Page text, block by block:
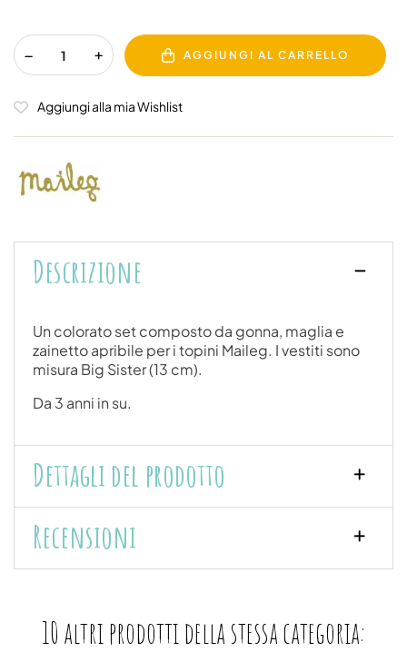
AGGIUNGI AL CARRELLO
Aggiungi alla mia Wishlist
Descrizione
Un colorato set composto da gonna, maglia e
zainetto apribile per i topini Maileg. I vestiti sono
misura Big Sister (13 cm).
Da 3 anni in su.
Dettagli del prodotto
Recensioni
10 altri prodotti della stessa categoria: